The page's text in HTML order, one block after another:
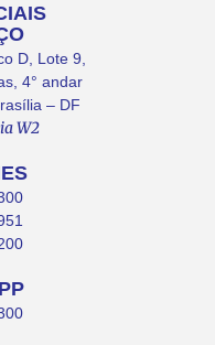
D, Lote 9,
4° andar
– DF
W2